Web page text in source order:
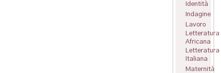
Identità
Indagine
Lavoro
Letteratura
Africana
Letteratura
Italiana
Maternità